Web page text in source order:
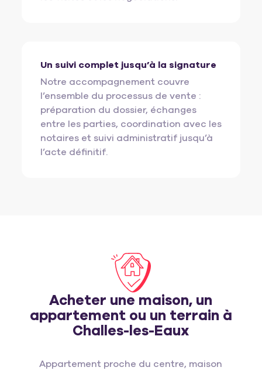
Un suivi complet jusqu’à la signature
Notre accompagnement couvre
l’ensemble du processus de vente :
préparation du dossier, échanges
entre les parties, coordination avec les
notaires et suivi administratif jusqu’à
l’acte définitif.
Acheter une maison, un
appartement ou un terrain à
Challes-les-Eaux
Appartement proche du centre, maison